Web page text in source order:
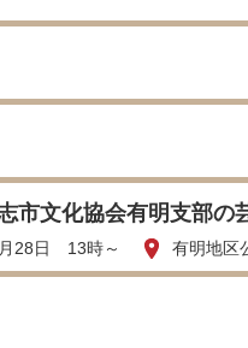
市文化協会有明支部の
28日 13時～
有明地区